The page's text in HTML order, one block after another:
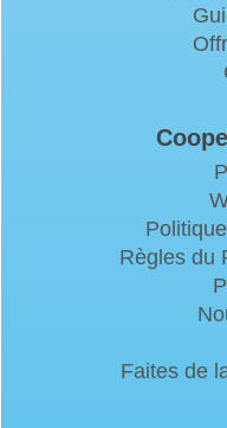
Règles du
Faites de